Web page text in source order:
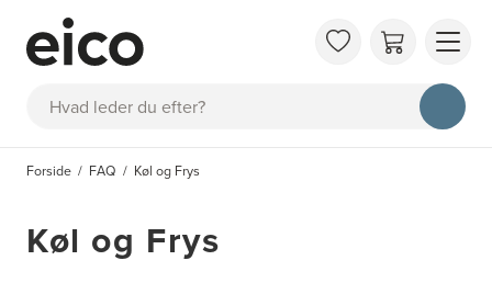
Søg
OM
FAQ
Forside FAQ Køl og Frys
Køl og Frys